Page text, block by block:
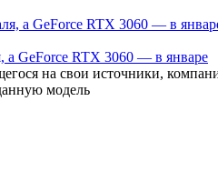
а GeForce RTX 3060 — в январе
на свои источники,
модель